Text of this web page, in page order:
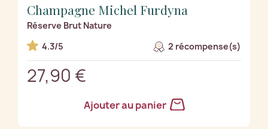
Champagne Michel Furdyna
Réserve Brut Nature
4.3/5
2 récompense(s)
27,90 €
Ajouter au panier